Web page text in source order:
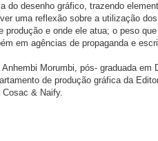
do desenho gráfico, trazendo
uma reflexão sobre a utilização dos
e onde ele atua; o peso
em agências de propaganda e
Morumbi, pós- graduada em
de produção gráfica da
Cosac & Naify.